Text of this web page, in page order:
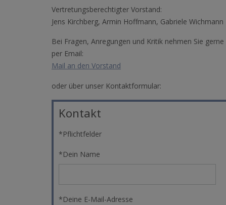
Vertretungsberechtigter Vorstand:
Jens Kirchberg, Armin Hoffmann, Gabriele Wichmann
Bei Fragen, Anregungen und Kritik nehmen Sie
per Email:
Mail an den Vorstand
oder über unser Kontaktformular:
Kontakt
*Pflichtfelder
*Dein Name
*Deine E-Mail-Adresse